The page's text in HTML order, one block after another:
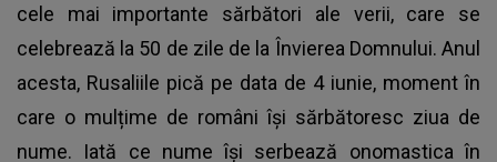
cele mai importante sărbători ale verii, care se
celebrează la 50 de zile de la Învierea Domnului. Anul
acesta, Rusaliile pică pe data de 4 iunie, moment în
care o mulțime de români își sărbătoresc ziua de
nume. Iată ce nume își serbează onomastica în